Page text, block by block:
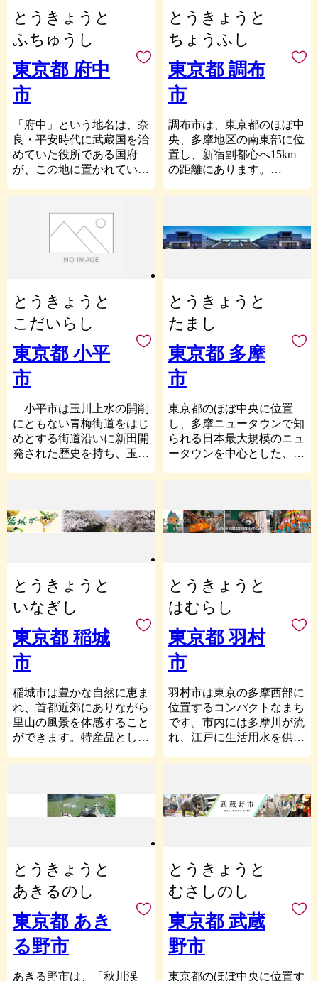
よう、ご支援をお願いしま
す。
援型」寄附で、ふるさと八
王子を応援する皆様のお気
持ちに応えます。
皆様からお預かりした寄附
金は、このまちを育んでき
た自然・伝統文化を未来に
つないでいく事業や、子ど
もたちや学生が活躍するま
ちづくりなどに大切に活用
していきます。
ぜひ、ふるさと納税で、八
王子を応援してください。
立川市では、産業や文化
の振興によるにぎわいと、
緑あふれる自然に囲まれた
やすらぎのある空間がバラ
ンスよく共存し、多くの人
が行き交うまちをイメージ
の交流都市 立川」を
将来像として定めていま
す。今後も文化や教育、産
業をさらに充実発展させ、
す。
9:00～18:00）
FAX：050-3488-0889
E-mail：
tachikawa@furusato-bpo.com
推進」、「メンバー全員を
公募市民である『みたか市
民プラン21会議』による、
白紙からの市民参加による
基本構想、基本計画の策
定」、「コミュニティ・ス
一貫教育の全市展開」な
ど、さまざまな分野で先駆
的な施策を進めてきまし
た。
質的向上をめざす「都市再
生」、ともに支えあう地域
社会を生み出す「コミュニ
ティ創生」の２つを最重点
課題として、「参加と協働
「三鷹市の計画・自治基本
条例」
三鷹市では、目標達成に
向けた計画に基づき、総合
的、計画的に市政運営を行
う計画行政を進めていま
す。「三鷹市基本構想」を
最上位計画とし、基本構想
に定める基本目標である
「高環境・高福祉のまちづ
また、市政運営における
最高規範として「三鷹市自
描く都市の将来像を実現し
ていくため、制度・仕組み
を定めたものが自治基本条
例で、基本構想と自治基本
条例は、市政を進めていく
うえでの、車の両輪のよう
な関係になっています。
「三鷹市の財政」
三鷹市では、低成長時代
における緊縮財政を想定
し、行財政改革を日常的な
取り組みとして推進してい
ビスの質と市民満足度の向
上をめざし、「選択と集
ています。
て、梅の公園、岩倉温泉、
四季おりおりの景色が楽し
める御岳山や御岳渓谷など
があり、加えて毎年行われ
るイベントでは、青梅大祭
や花火大会、市民マラソン
ンなどが開催されていま
す。
青梅市のまちの将来像を
「美しい山と渓谷に抱か
ばれ続けるようなまちを目
指しています。
とうきょうと
ふちゅうし
東京都 府中
市
「府中」という地名は、奈
良・平安時代に武蔵国を治
めていた役所である国府
が、この地に置かれていた
市内には国指定の重要文化
財を含む有形無形の文化財
が数多く存在し、歴史の面
影が色濃く残っておりま
す。また、本市は、瀬や波
浅間山、国指定天然記念物
「馬場大門のケヤキ並木」
など、豊かな自然にも恵ま
れております。人口約５万
人で昭和２９年に市制を施
行した本市は、半世紀以上
行政水準を持つ多摩地域の
中核的都市として発展し、
現在は人口約２６万人を擁
するまでになりました。
府中の表玄関にふさわしい
景観を作り出し、けやき並
ンボルです。
【大國魂神社】
約１９００年の歴史をもつ
武蔵国の総社で、８基のみ
こしと６張の大太鼓が繰り
出す都無形民俗文化財「武
蔵府中くらやみ祭」は多く
の人で賑わいます。
【東京競馬場】
国内最大級の競馬場とし
て、日本ダービーを始めと
ョンを楽しめる競馬博物館
もあります。
堤防には「府中多摩川かぜ
のみち」が整備され、自然
を感じながらウォーキング
やジョギング、サイクリン
グを楽しむことができま
す。
【郷土の森博物館】
約１４万平方メートルの敷
とうきょうと
ちょうふし
東京都 調布
市
調布市は、東京都のほぼ中
央、多摩地区の南東部に位
置し、新宿副都心へ15km
の距離にあります。
川をはさんで稲城市、神奈
川県川崎市に接していま
パーセントに当たります。
市の中央部には、東西に走
る京王線と、国道20号線
(甲州街道)、中央自動車道
があり、これを中心として
市街地を形成しています。
調布市は、武蔵野の歴史と
数々の史跡を持つ文化都市
でもあります。市役所北側
にある調布市文化会館たづ
た、武者小路実篤記念館
は、市民の憩いの場として
子大学、東京慈恵会医科大
学が立地する学園都市でも
あり、これらの大学のほ
か、明治大学、東京外国語
大学、ルーテル学院大学と
相互友好協力協定を締結
し、まちづくりにも協力し
ていただいています。
一方、スポーツも盛んで、
神代植物公園付近の総合体
育館のほか、調布飛行場跡
京スタジアム)がありま
す。FC東京と東京ヴェル
ディのホームグラウンドに
は、サウディアラビア王国
代表チームの公認キャンプ
地となりました。また、平
成25年に開催された第68回
国民体育大会・第13回全国
障害者スポーツ大会のメイ
ン会場となりました。
とうきょうと
こだいらし
東京都 小平
市
小平市は玉川上水の開削
にともない青梅街道をはじ
めとする街道沿いに新田開
発された歴史を持ち、玉川
「つながり、共に創るま
ち こだいら」を目指す将
「小平市に住んでみたい」
と考える人が増えることな
ど、その実現を目指してい
くためのご支援として、小
平市を応援していただける
皆さまからの「ご寄附」を
す。
とうきょうと
たまし
東京都 多摩
市
東京都のほぼ中央に位置
し、多摩ニュータウンで知
られる日本最大規模のニュ
ータウンを中心とした、自
京王線・小田急線の2路線
で都心にダイレクトアクセ
レジャーなどのお出かけも
快適・便利！
2021年11月1日に市制50周
年を迎え、多摩市に誇りを
持ちいつまでも住み続けた
い街づくりを目指し「くら
し・たのし・たまし」をキ
ャッチコピーに決めまし
た。
市民の皆さんの活動も盛ん
業をさらに充実発展させ、
一人ひとりが幸せを実感し
す。
ふるさと納税を通じて多摩
市の街づくりをぜひ応援し
てください！
とうきょうと
いなぎし
東京都 稲城
市
稲城市は豊かな自然に恵ま
れ、首都近郊にありながら
里山の風景を体感すること
ができます。特産品として
た、ガンダムやヤッターマ
ンをデザインしたメカニッ
行うなど、観光事業の推進
にも取り組んでおります。
多摩川や尾根幹線道路な
ど、自転車を楽しめる場所
が豊富にあるため、市内外
から多くのサイクリストが
稲城市にお越しになった際
とうきょうと
はむらし
東京都 羽村
市
羽村市は東京の多摩西部に
位置するコンパクトなまち
です。市内には多摩川が流
れ、江戸に生活用水を供給
います。春にはさくらやチ
ューリップが咲き誇り、大
実物大で再現展示されてい
るなど、玉川上水の仕組み
が詳しく学べます。
■羽村市ふるさと納税：返
礼品について
5千円以上寄附をしていた
だいた方には、まちのＰＲ
とうきょうと
あきるのし
東京都 あき
る野市
あきる野市は、「秋川渓
とうきょうと
むさしのし
東京都 武蔵
野市
東京都のほぼ中央に位置す